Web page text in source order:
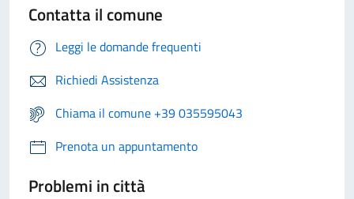
Contatta il comune
Leggi le domande frequenti
Richiedi Assistenza
Chiama il comune +39 035595043
Prenota un appuntamento
Problemi in città